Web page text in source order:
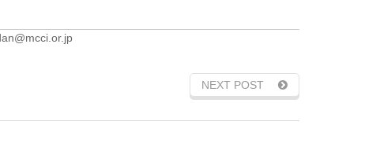
NEXT POST